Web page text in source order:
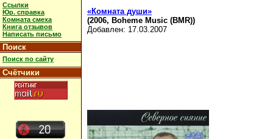
Ссылки
Юр. справка
Комната смеха
Книга отзывов
Написать письмо
Поиск
Поиск по сайту
Счётчики
«Комната души»
(2006, Boheme Music (BMR))
Добавлен: 17.03.2007